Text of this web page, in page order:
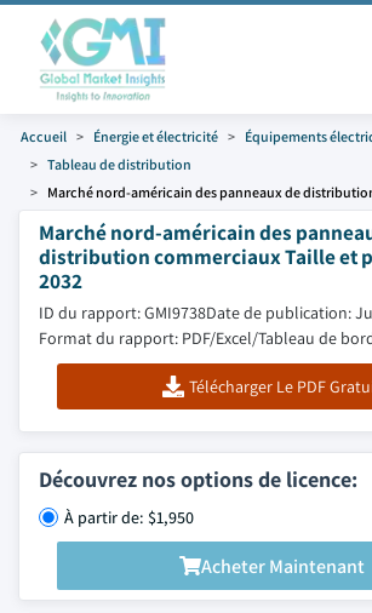
Accueil Énergie et électricité
Équipements
Tableau de distribution
Marché nord-américain des panneaux de
Marché nord-américain des
distribution commerciaux Taille et
2032
ID du rapport: GMI9738Date de publication:
Format du rapport: PDF/Excel/Tableau de
Télécharger Le PDF
Découvrez nos options de licence:
À partir de: $1,950
Acheter Maintenant